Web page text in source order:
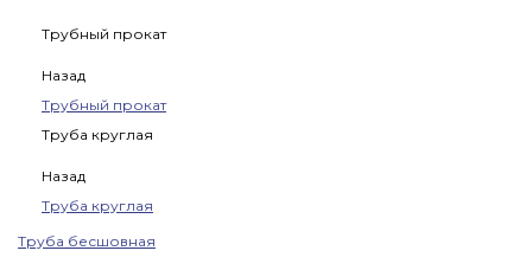
Трубный прокат
Назад
Трубный прокат
Труба круглая
Назад
Труба круглая
Труба бесшовная